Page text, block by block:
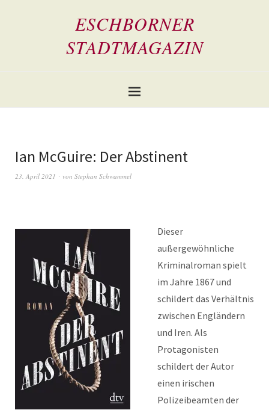
ESCHBORNER
STADTMAGAZIN
Ian McGuire: Der Abstinent
23. April 2021 von Stephan Schwammel
Dieser
außergewöhnliche
Kriminalroman spielt
im Jahre 1867 und
schildert das Verhältnis
zwischen Engländern
und Iren. Als
Protagonisten
schildert der Autor
einen irischen
Polizeibeamten der